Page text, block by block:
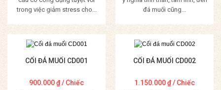
trong việc giảm stress cho...
Mua Hàng
đá muối cũng...
Mua Hàng
CỐI ĐÁ MUỐI CD001
900.000₫/ Chiếc
CỐI ĐÁ MUỐI CD002
1.150.000₫/ Chiếc